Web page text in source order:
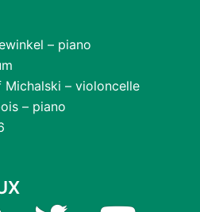
– piano
– violoncelle
– piano
Facebook Twitter